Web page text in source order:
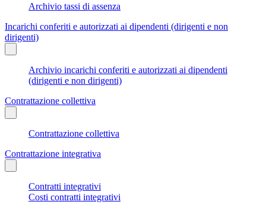
Archivio tassi di assenza
Incarichi conferiti e autorizzati ai dipendenti (dirigenti e non
dirigenti)
Archivio incarichi conferiti e autorizzati ai dipendenti
(dirigenti e non dirigenti)
Contrattazione collettiva
Contrattazione collettiva
Contrattazione integrativa
Contratti integrativi
Costi contratti integrativi